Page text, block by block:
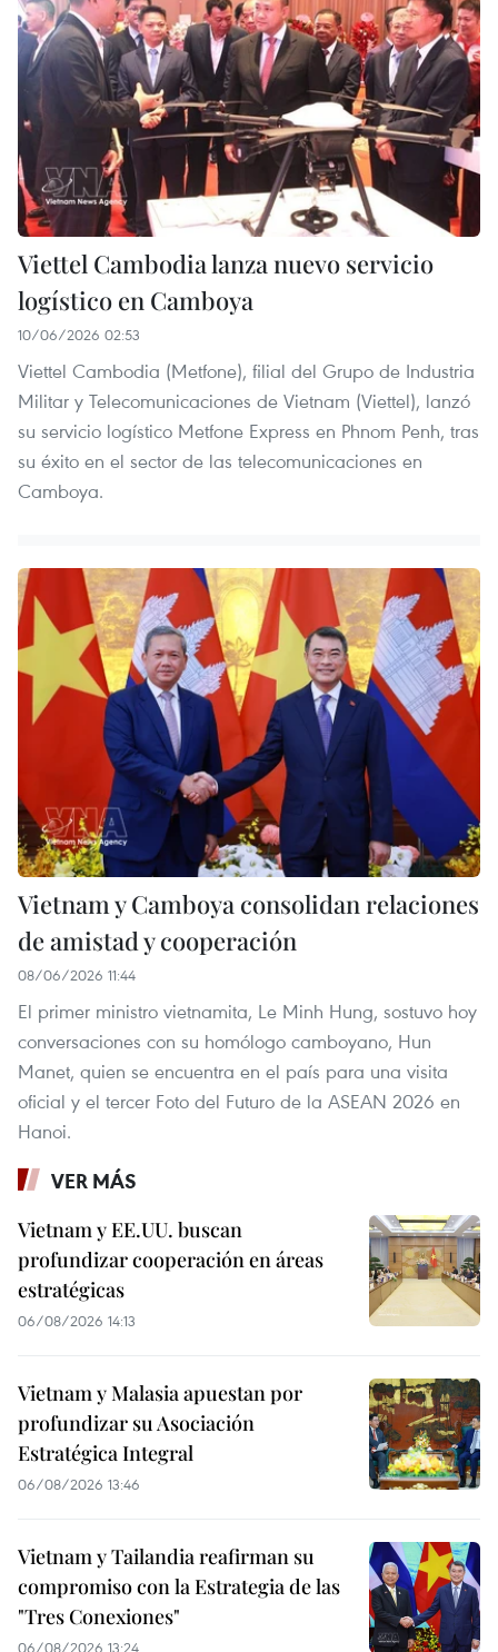
Viettel Cambodia lanza nuevo servicio
logístico en Camboya
10/06/2026 02:53
Viettel Cambodia (Metfone), filial del Grupo de Industria
Militar y Telecomunicaciones de Vietnam (Viettel), lanzó
su servicio logístico Metfone Express en Phnom Penh, tras
su éxito en el sector de las telecomunicaciones en
Camboya.
Vietnam y Camboya consolidan relaciones
de amistad y cooperación
08/06/2026 11:44
El primer ministro vietnamita, Le Minh Hung, sostuvo hoy
conversaciones con su homólogo camboyano, Hun
Manet, quien se encuentra en el país para una visita
oficial y el tercer Foto del Futuro de la ASEAN 2026 en
Hanoi.
VER MÁS
Vietnam y EE.UU. buscan
profundizar cooperación en áreas
estratégicas
06/08/2026 14:13
Vietnam y Malasia apuestan por
profundizar su Asociación
Estratégica Integral
06/08/2026 13:46
Vietnam y Tailandia reafirman su
compromiso con la Estrategia de las
"Tres Conexiones"
06/08/2026 13:24